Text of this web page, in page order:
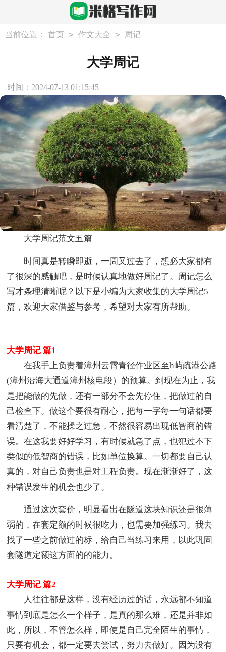
当前位置： 首页 > 作文大全 > 周记
大学周记
时间：2024-07-13 01:15:45
大学周记范文五篇
时间真是转瞬即逝，一周又过去了，想必大家都有
了很深的感触吧，是时候认真地做好周记了。周记怎么
写才条理清晰呢？以下是小编为大家收集的大学周记5
篇，欢迎大家借鉴与参考，希望对大家有所帮助。
大学周记 篇1
在我手上负责着漳州云霄青径作业区至h屿疏港公路
(漳州沿海大通道漳州核电段）的预算。到现在为止，我
是把能做的先做，还有一部分不会先停住，把做过的自
己检查下。做这个要很有耐心，把每一字每一句话都要
看清楚了，不能操之过急，不然很容易出现低智商的错
误。在这我要好好学习，有时候就急了点，也犯过不下
类似的低智商的错误，比如单位换算。一切都要自己认
真的，对自己负责也是对工程负责。现在渐渐好了，这
种错误发生的机会也少了。
通过这次套价，明显看出在隧道这块知识还是很薄
弱的，在套定额的时候很吃力，也需要加强练习。我去
找了一些之前做过的标，给自己当练习来用，以此巩固
套隧道定额这方面的的能力。
大学周记 篇2
人往往都是这样，没有经历过的话，永远都不知道
事情到底是怎么一个样子，是真的那么难，还是并非如
此，所以，不管怎么样，即使是自己完全陌生的事情，
只要有机会，都一定要去尝试，努力去做好。因为没有